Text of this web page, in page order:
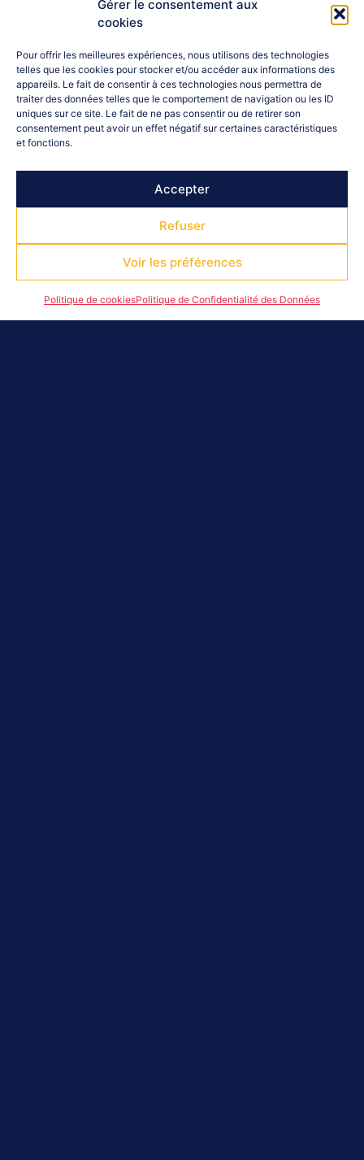
Gérer le consentement aux
cookies
Pour offrir les meilleures expériences, nous utilisons des technologies
telles que les cookies pour stocker et/ou accéder aux informations des
appareils. Le fait de consentir à ces technologies nous permettra de
traiter des données telles que le comportement de navigation ou les ID
uniques sur ce site. Le fait de ne pas consentir ou de retirer son
consentement peut avoir un effet négatif sur certaines caractéristiques
et fonctions.
Accepter
Refuser
Voir les préférences
Politique de cookiesPolitique de Confidentialité des Données